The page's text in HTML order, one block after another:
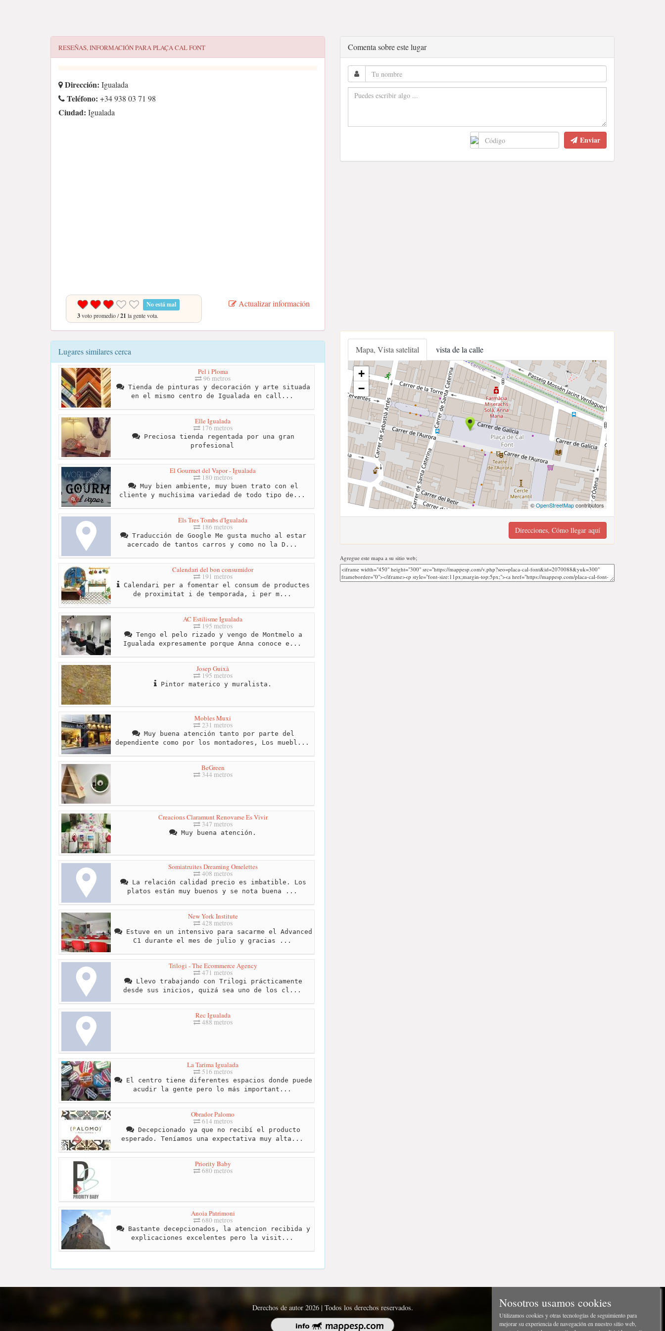
RESEÑAS, INFORMACIÓN PARAPLAÇA CAL FONT
Dirección: Igualada
Teléfono: +34 938 03 71 98
Ciudad: Igualada
No está mal
3voto promedio /21 la gente vota.
Actualizar información
Lugares similares cerca
Pel i Ploma
96 metros
Tienda de pinturas y decoración y arte situada
en el mismo centro de Igualada en call...
Elle Igualada
176 metros
Preciosa tienda regentada por una gran
profesional
El Gourmet del Vapor - Igualada
180 metros
Muy bien ambiente, muy buen trato con el
cliente y muchísima variedad de todo tipo de...
Els Tres Tombs d'Igualada
186 metros
Traducción de Google Me gusta mucho al estar
acercado de tantos carros y como no la D...
Calendari del bon consumidor
191 metros
Calendari per a fomentar el consum de productes
de proximitat i de temporada, i per m...
AC Estilisme Igualada
195 metros
Tengo el pelo rizado y vengo de Montmelo a
Igualada expresamente porque Anna conoce e...
Josep Guixà
195 metros
Pintor materico y muralista.
Mobles Muxi
231 metros
Muy buena atención tanto por parte del
dependiente como por los montadores, Los muebl...
BeGreen
344 metros
Creacions Claramunt Renovarse Es Vivir
347 metros
Muy buena atención.
Somiatruites Dreaming Omelettes
408 metros
La relación calidad precio es imbatible. Los
platos están muy buenos y se nota buena ...
New York Institute
428 metros
Estuve en un intensivo para sacarme el Advanced
C1 durante el mes de julio y gracias ...
Trilogi - The Ecommerce Agency
471 metros
Llevo trabajando con Trilogi prácticamente
desde sus inicios, quizá sea uno de los cl...
Rec Igualada
488 metros
La Tarima Igualada
516 metros
El centro tiene diferentes espacios donde puede
acudir la gente pero lo más important...
Obrador Palomo
614 metros
Decepcionado ya que no recibí el producto
esperado. Teníamos una expectativa muy alta...
Priority Baby
680 metros
Anoia Patrimoni
680 metros
Bastante decepcionados, la atencion recibida y
explicaciones excelentes pero la visit...
Comenta sobre este lugar
Enviar
Mapa, Vista satelital vista de la calle
+
−
©OpenStreetMapcontributors
Direcciones, Cómo llegar aquí
Agregue este mapa a su sitio web;
Derechos de autor 2026 | Todos los derechos reservados. Nosotros usamos cookies
Utilizamos cookies y otras tecnologías de seguimiento para
mejorar su experiencia de navegación en nuestro sitio web,